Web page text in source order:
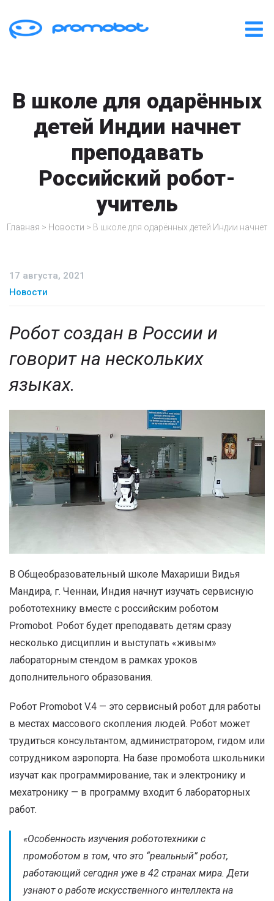
В школе для одарённых
детей Индии начнет
преподавать
Российский робот-
учитель
Главная > Новости > В школе для одарённых детей Индии
17 августа, 2021
Новости
Робот создан в России и
говорит на нескольких
языках.
В Общеобразовательный школе Махариши Видья
Мандира, г. Ченнаи, Индия начнут изучать сервисную
робототехнику вместе с российским роботом
Promobot. Робот будет преподавать детям сразу
несколько дисциплин и выступать «живым»
лабораторным стендом в рамках уроков
дополнительного образования.
Робот Promobot V.4 — это сервисный робот для работы
в местах массового скопления людей. Робот может
трудиться консультантом, администратором, гидом или
сотрудником аэропорта. На базе промобота школьники
изучат как программирование, так и электронику и
мехатронику — в программу входит 6 лабораторных
работ.
«Особенность изучения робототехники с
промоботом в том, что это “реальный” робот,
работающий сегодня уже в 42 странах мира. Дети
узнают о работе искусственного интеллекта на